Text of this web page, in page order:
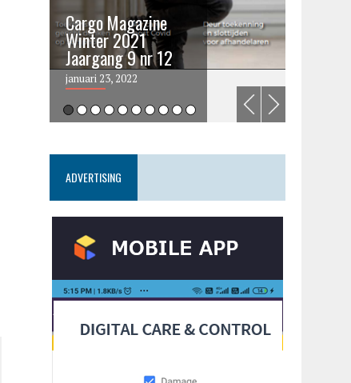
Cargo Magazine
Winter 2021
Jaargang 9 nr 12
januari 23, 2022
ADVERTISING